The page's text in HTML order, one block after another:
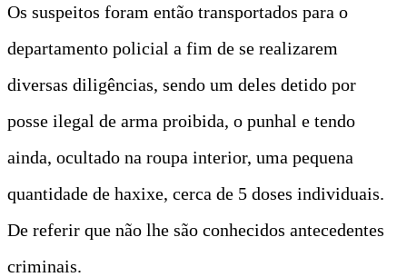
Os suspeitos foram então transportados para o
departamento policial a fim de se realizarem
diversas diligências, sendo um deles detido por
posse ilegal de arma proibida, o punhal e tendo
ainda, ocultado na roupa interior, uma pequena
quantidade de haxixe, cerca de 5 doses individuais.
De referir que não lhe são conhecidos antecedentes
criminais.